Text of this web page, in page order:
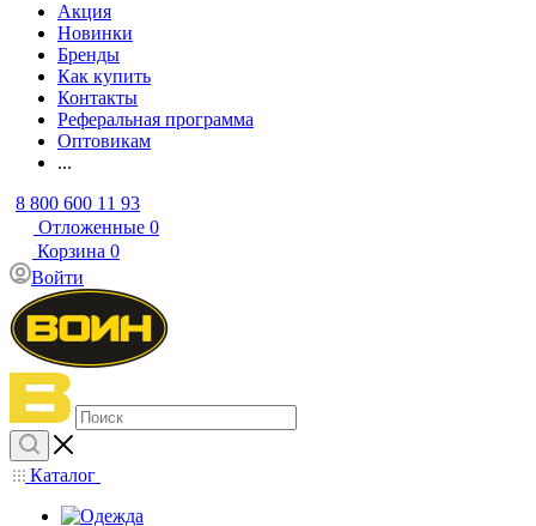
Акция
Новинки
Бренды
Как купить
Контакты
Реферальная программа
Оптовикам
...
8 800 600 11 93
Отложенные 0
Корзина 0
Войти
Каталог